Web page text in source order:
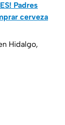
Padres
cerveza
Hidalgo,